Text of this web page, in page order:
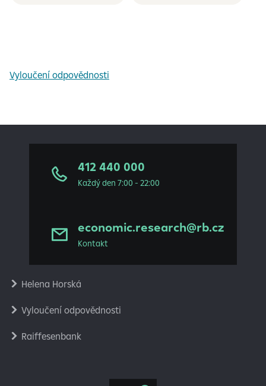
Vyloučení odpovědnosti
412 440 000
Každý den 7:00 - 22:00
economic.research@rb.cz
Kontakt
Helena Horská
Vyloučení odpovědnosti
Raiffesenbank